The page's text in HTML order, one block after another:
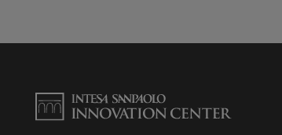
esempio, farmaci,